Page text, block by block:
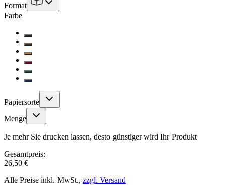
Format
Farbe
Papiersorte
Menge
Je mehr Sie drucken lassen, desto günstiger wird Ihr Produkt
Gesamtpreis:
26,50 €
Alle Preise inkl. MwSt., zzgl. Versand